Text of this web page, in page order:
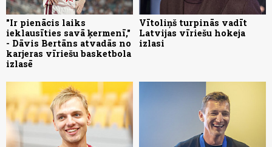
"Ir pienācis laiks
ieklausīties savā ķermenī,"
- Dāvis Bertāns atvadās no
karjeras vīriešu basketbola
izlasē
Vītoliņš turpinās vadīt
Latvijas vīriešu hokeja
izlasi